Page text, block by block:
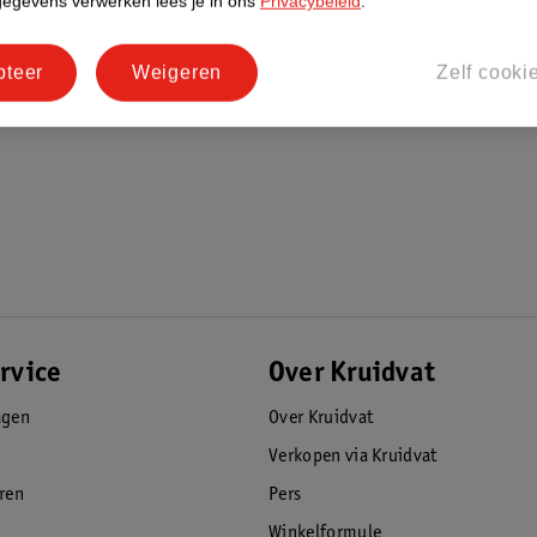
LED Verlichting en Zware Frame.
Bestel vandaag nog en transformeer je
Over Kruidvat
Over Kruidvat
Verkopen via Kruidvat
Pers
Zelf
Weigeren